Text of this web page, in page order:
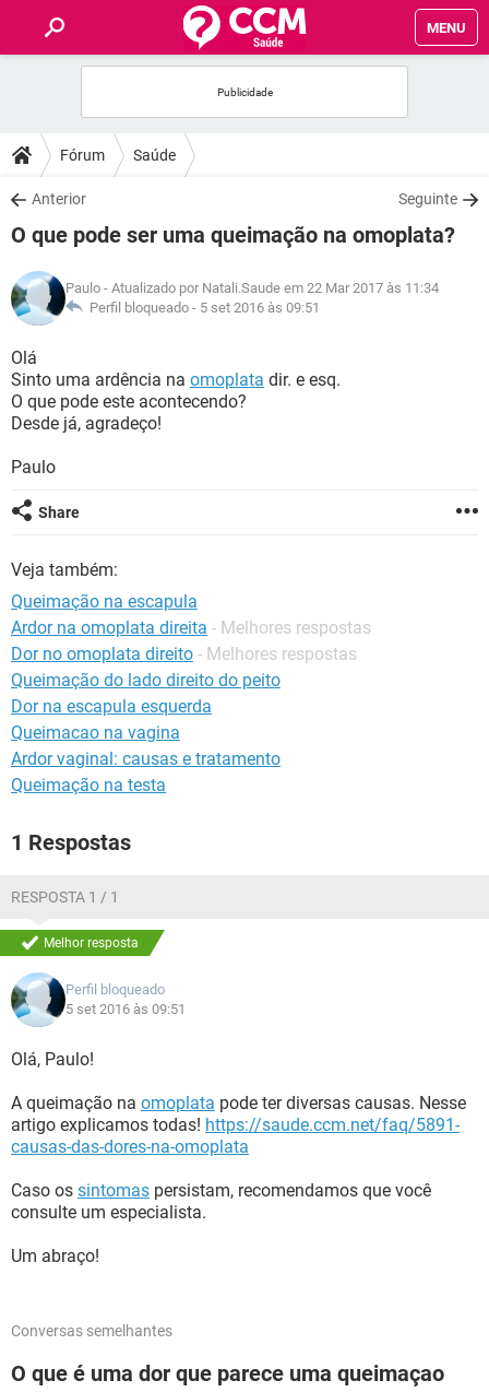
MENU
FÓRUM
SAÚDE
FAMÍLIA
NUTRIÇÃO
BEM-ESTAR
SEXUALIDADE
GLOSSÁRIO
Fórum Saúde
Anterior Seguinte
O que pode ser uma queimação na omoplata?
Paulo - Atualizado por Natali.Saude em 22 Mar 2017 às 11:34
Perfil bloqueado - 5 set 2016 às 09:51
Olá
Sinto uma ardência na omoplata dir. e esq.
O que pode este acontecendo?
Desde já, agradeço!
Paulo
Share
Veja também:
Queimação na escapula
Ardor na omoplata direita - Melhores respostas
Dor no omoplata direito - Melhores respostas
Queimação do lado direito do peito
Dor na escapula esquerda
Queimacao na vagina
Ardor vaginal: causas e tratamento
Queimação na testa
1 Respostas
RESPOSTA 1 / 1
Melhor resposta
Perfil bloqueado
5 set 2016 às 09:51
Olá, Paulo!
A queimação na omoplata pode ter diversas causas. Nesse
artigo explicamos todas! https://saude.ccm.net/faq/5891-
causas-das-dores-na-omoplata
Caso os sintomas persistam, recomendamos que você
consulte um especialista.
Um abraço!
Conversas semelhantes
O que é uma dor que parece uma queimaçao